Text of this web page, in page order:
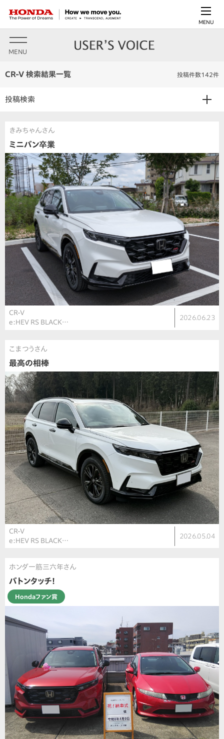
MENU
MENU
CR-V 検索結果一覧 投稿件数142件
投稿検索
きみちゃんさん
ミニバン卒業
CR-V
e:HEV RS BLACK…
2026.06.23
こまつうさん
最高の相棒
CR-V
e:HEV RS BLACK…
2026.05.04
ホンダ一筋三六年さん
バトンタッチ！
Hondaファン賞